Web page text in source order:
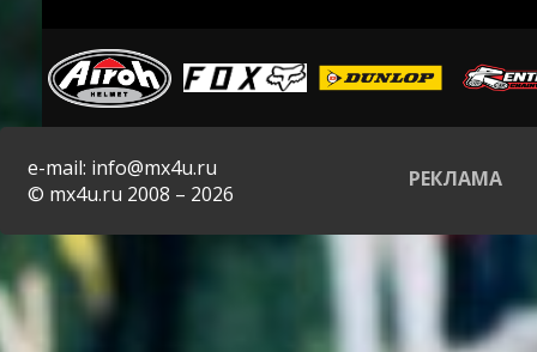
e-mail: info@mx4u.ru
© mx4u.ru 2008 – 2026
РЕКЛАМА